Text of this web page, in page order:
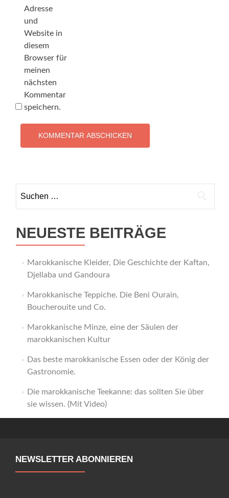
Adresse
und
Website in
diesem
Browser für
meinen
nächsten
Kommentar
speichern.
NEUESTE BEITRÄGE
Marokkanische Kleider, Die Geschichte der Kaftan,
Djellaba und Gandoura
Marokkanische Teppiche. Die Beni Ourain,
Boucherouite und Co.
Marokkanische Minze, eine der Säulen der
marokkanischen Kultur
Das beste marokkanische Essen oder der König der
Gastronomie.
Die marokkanische Teekanne: das sollten Sie über
sie wissen. (Mit Video)
NEWSLETTER ABONNIEREN